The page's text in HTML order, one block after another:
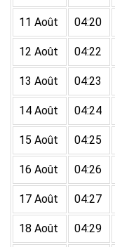
11 Août 04:20
12 Août 04:22
13 Août 04:23
14 Août 04:24
15 Août 04:25
16 Août 04:26
17 Août 04:27
18 Août 04:29